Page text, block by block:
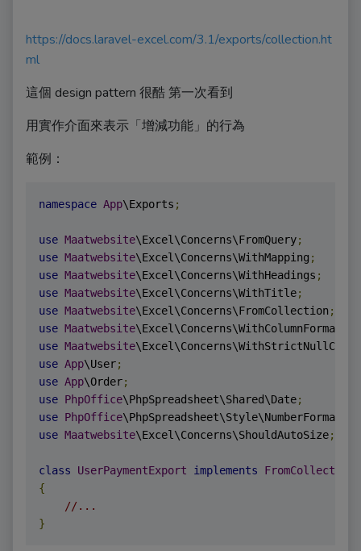
https://docs.laravel-excel.com/3.1/exports/collection.ht
ml
這個 design pattern 很酷 第一次看到
用實作介面來表示「增減功能」的行為
範例：
namespace App\Exports ;
use Maatwebsite\Excel\Concerns\FromQuery;
use Maatwebsite\Excel\Concerns\WithMapping ;
use Maatwebsite\Excel\Concerns\WithHeadings ;
use Maatwebsite\Excel\Concerns\WithTitle;
use Maatwebsite\Excel\Concerns\FromCollection ;
use Maatwebsite
use Maatwebsite
use App\User;
use App\Order;
use PhpOffice\PhpSpreadsheet\Shared\Date;
use PhpOffice\PhpSpreadsheet\Style\NumberFormat
use Maatwebsite\Excel\Concerns\ShouldAutoSize;
class UserPaymentExport implements FromCollection
{
//...
}